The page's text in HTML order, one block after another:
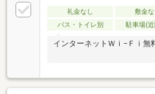
礼金なし 敷金な
バス・トイレ別
駐車場(
インターネットＷｉ−Ｆｉ無